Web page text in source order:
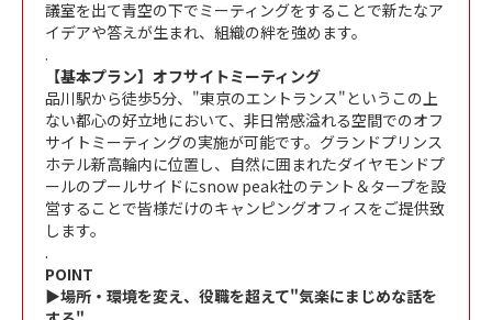
議室を出て青空の下でミーティングをすることで新たなア
イデアや答えが生まれ、組織の絆を強めます。
.
【基本プラン】オフサイトミーティング
品川駅から徒歩5分、"東京のエントランス"というこの上
ない都心の好立地において、非日常感溢れる空間でのオフ
サイトミーティングの実施が可能です。グランドプリンス
ホテル新高輪内に位置し、自然に囲まれたダイヤモンドプ
ールのプールサイドにsnow peak社のテント＆タープを設
営することで皆様だけのキャンピングオフィスをご提供致
します。
.
POINT
▶場所・環境を変え、役職を超えて"気楽にまじめな話を